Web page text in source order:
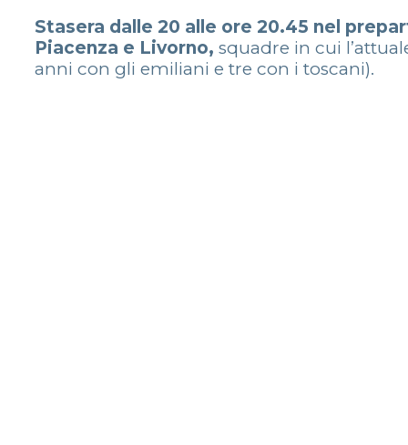
Stasera dalle 20 alle ore 20.45 nel
Piacenza e Livorno, squadre in cui
anni con gli emiliani e tre con i toscani).